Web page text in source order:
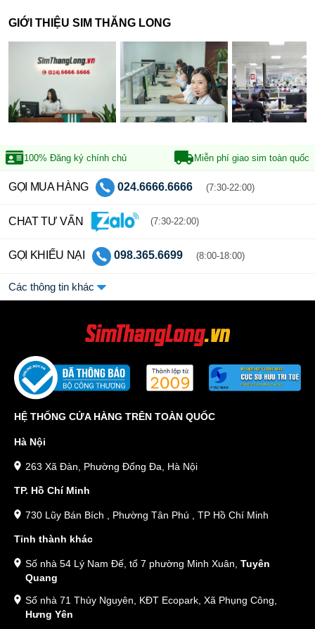
GIỚI THIỆU SIM THĂNG LONG
100% Đăng ký chính chủ Miễn phí giao sim toàn quốc
GỌI MUA HÀNG 024.6666.6666 (7:30-22:00)
CHAT TƯ VẤN (7:30-22:00)
GỌI KHIẾU NẠI 098.365.6699 (8:00-18:00)
Các thông tin khác
HỆ THỐNG CỬA HÀNG TRÊN TOÀN QUỐC
Hà Nội
263 Xã Đàn, Phường Đống Đa, Hà Nội
TP. Hồ Chí Minh
730 Lũy Bán Bích , Phường Tân Phú , TP Hồ Chí Minh
Tỉnh thành khác
Số nhà 54 Lý Nam Đế, tổ 7 phường Minh Xuân, Tuyên
Quang
Số nhà 71 Thủy Nguyên, KĐT Ecopark, Xã Phụng Công,
Hưng Yên